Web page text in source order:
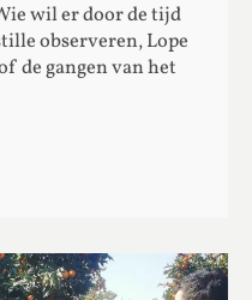
wil er door de tijd
observeren, Lope
de gangen van het